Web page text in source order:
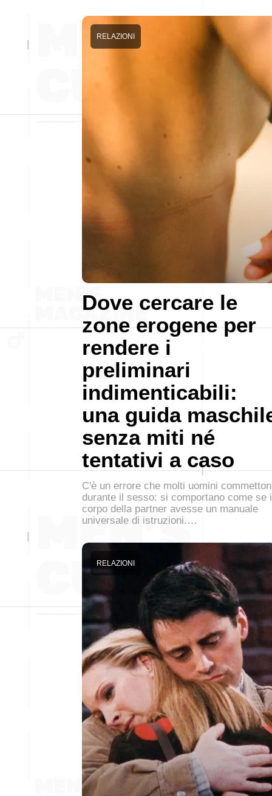
Dove cercare le
zone erogene per
rendere i
preliminari
indimenticabili:
una guida
senza miti né
tentativi a caso
RELAZIONI
C'è un errore che molti uomini
durante il sesso: si comportano come se
corpo della partner avesse un manuale
universale di istruzioni.…
RELAZIONI